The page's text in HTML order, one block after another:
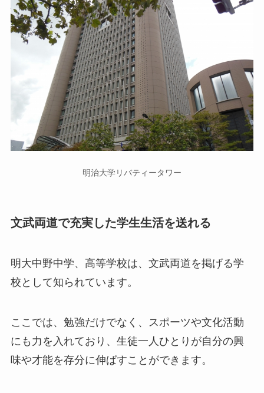
明治大学リバティータワー
文武両道で充実した学生生活を送れる
明大中野中学、高等学校は、文武両道を掲げる学
校として知られています。
ここでは、勉強だけでなく、スポーツや文化活動
にも力を入れており、生徒一人ひとりが自分の興
味や才能を存分に伸ばすことができます。